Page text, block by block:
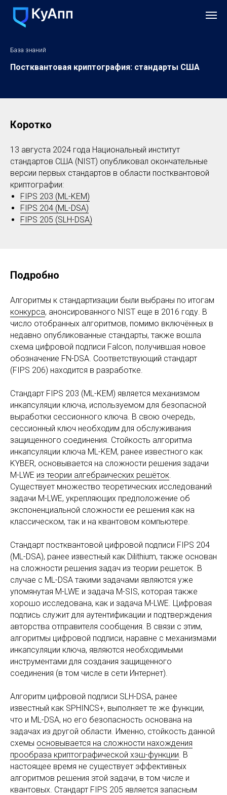
База знаний
Постквантовая криптография: стандарты США
Коротко
13 августа 2024 года Национальный институт
стандартов США (NIST) опубликовал окончательные
версии первых стандартов в области постквантовой
криптографии:
FIPS 203 (ML-KEM)
FIPS 204 (ML-DSA)
FIPS 205 (SLH-DSA)
Подробно
Алгоритмы к стандартизации были выбраны по итогам
конкурса, анонсированного NIST еще в 2016 году. В
число отобранных алгоритмов, помимо включённых в
недавно опубликованные стандарты, также вошла
схема цифровой подписи Falcon, получившая новое
обозначение FN-DSA. Соответствующий стандарт
(FIPS 206) находится в разработке.
Стандарт FIPS 203 (ML-KEM) является механизмом
инкапсуляции ключа, используемом для безопасной
выработки сессионного ключа. В свою очередь,
сессионный ключ необходим для обслуживания
защищенного соединения. Стойкость алгоритма
инкапсуляции ключа ML-KEM, ранее известного как
KYBER, основывается на сложности решения задачи
M-LWE из теории алгебраических решёток.
Существует множество теоретических исследований
задачи M-LWE, укрепляющих предположение об
экспоненциальной сложности ее решения как на
классическом, так и на квантовом компьютере.
Стандарт постквантовой цифровой подписи FIPS 204
(ML-DSA), ранее известный как Dilithium, также основан
на сложности решения задач из теории решеток. В
случае с ML-DSA такими задачами являются уже
упомянутая M-LWE и задача M-SIS, которая также
хорошо исследована, как и задача M-LWE. Цифровая
подпись служит для аутентификации и подтверждения
авторства отправителя сообщения. В связи с этим,
алгоритмы цифровой подписи, наравне с механизмами
инкапсуляции ключа, являются необходимыми
инструментами для создания защищенного
соединения (в том числе в сети Интернет).
Алгоритм цифровой подписи SLH-DSA, ранее
известный как SPHINCS+, выполняет те же функции,
что и ML-DSA, но его безопасность основана на
задачах из другой области. Именно, стойкость данной
схемы основывается на сложности нахождения
прообраза криптографической хэш-функции. В
настоящее время не существует эффективных
алгоритмов решения этой задачи, в том числе и
квантовых. Стандарт FIPS 205 является запасным